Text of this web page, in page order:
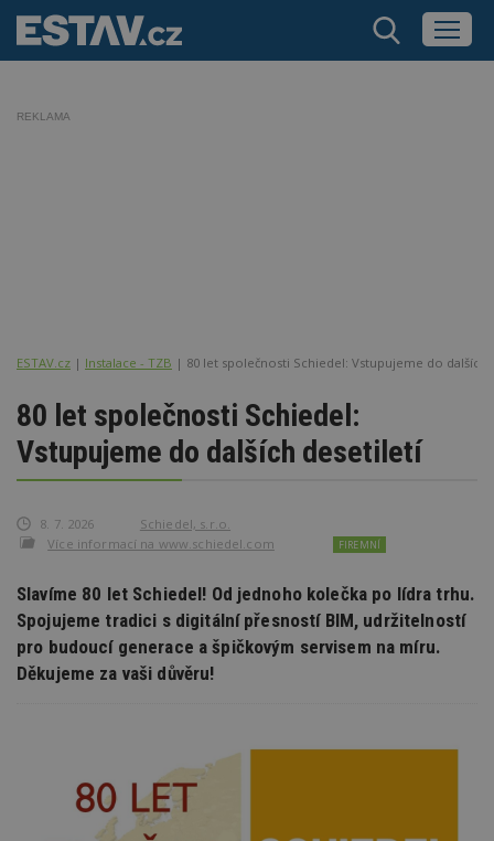
REKLAMA
ESTAV.cz Instalace - TZB 80 let společnosti Schiedel: Vstupujeme do dalších
80 let společnosti Schiedel:
Vstupujeme do dalších desetiletí
8. 7. 2026
Schiedel, s.r.o.
Více informací na www.schiedel.com
FIREMNÍ
Slavíme 80 let Schiedel! Od jednoho kolečka po lídra trhu.
Spojujeme tradici s digitální přesností BIM, udržitelností
pro budoucí generace a špičkovým servisem na míru.
Děkujeme za vaši důvěru!